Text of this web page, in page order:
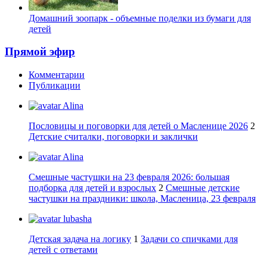
Домашний зоопарк - объемные поделки из бумаги для
детей
Прямой эфир
Комментарии
Публикации
Alina
Пословицы и поговорки для детей о Масленице 2026 2
Детские считалки, поговорки и заклички
Alina
Смешные частушки на 23 февраля 2026: большая
подборка для детей и взрослых 2 Смешные детские
частушки на праздники: школа, Масленица, 23 февраля
lubasha
Детская задача на логику 1 Задачи со спичками для
детей с ответами